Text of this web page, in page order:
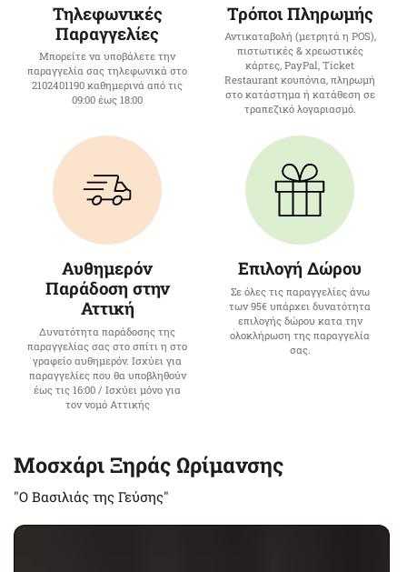
Τηλεφωνικές
Παραγγελίες
Μπορείτε να υποβάλετε την
παραγγελία σας τηλεφωνικά στο
2102401190 καθημερινά από τις
09:00 έως 18:00
Τρόποι Πληρωμής
Αντικαταβολή (μετρητά η POS),
πιστωτικές & χρεωστικές
κάρτες, PayPal, Ticket
Restaurant κουπόνια, πληρωμή
στο κατάστημα ή κατάθεση σε
τραπεζικό λογαριασμό.
Αυθημερόν
Παράδοση στην
Αττική
Δυνατότητα παράδοσης της
παραγγελίας σας στο σπίτι η στο
γραφείο αυθημερόν. Ισχύει για
παραγγελίες που θα υποβληθούν
έως τις 16:00 / Ισχύει μόνο για
τον νομό Αττικής
Επιλογή Δώρου
Σε όλες τις παραγγελίες άνω
των 95€ υπάρχει δυνατότητα
επιλογής δώρου κατα την
ολοκλήρωση της παραγγελία
σας.
Μοσχάρι Ξηράς Ωρίμανσης
"Ο Βασιλιάς της Γεύσης"